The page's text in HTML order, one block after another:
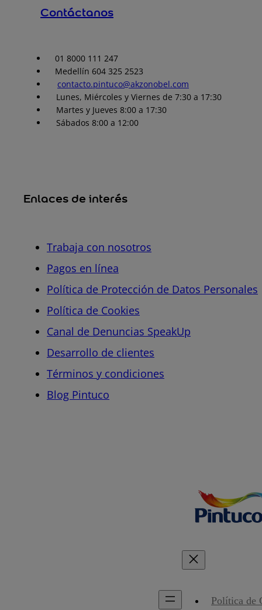
Contáctanos
01 8000 111 247
Medellín 604 325 2523
contacto.pintuco@akzonobel.com
Lunes, Miércoles y Viernes de 7:30 a 17:30
Martes y Jueves 8:00 a 17:30
Sábados 8:00 a 12:00
Enlaces de interés
Trabaja con nosotros
Pagos en línea
Política de Protección de Datos Personales
Política de Cookies
Canal de Denuncias SpeakUp
Desarrollo de clientes
Términos y condiciones
Blog Pintuco
Política de